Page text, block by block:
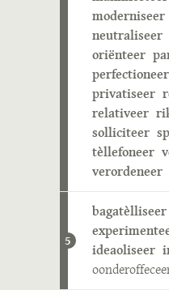
moderniseer
neutraliseer
oriënteer
perfectioneer
privatiseer
relativeer
solliciteer
tèllefoneer
verordeneer
5
bagatèlliseer
ideaoliseer